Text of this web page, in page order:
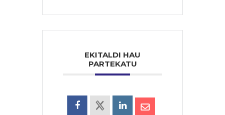
EKITALDI HAU
PARTEKATU